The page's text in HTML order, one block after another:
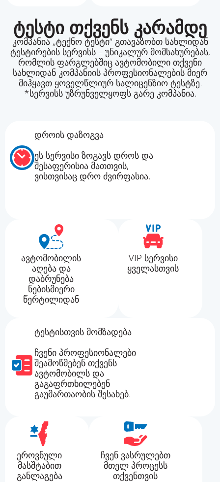
ტესტი თქვენს კარამდე
კომპანია „ტექნო ტესტი“ გთავაზობთ სახლიდან
ტესტირების სერვისს – უნიკალურ მომსახურებას,
რომლის ფარგლებშიც ავტომობილი თქვენი
სახლიდან კომპანიის პროფესიონალების მიერ
მიჰყავთ ყოველწლიურ სალიცენზიო ტესტზე.
*სერვისს უზრუნველყოფს გარე კომპანია.
დროის დაზოგვა
ეს სერვისი ზოგავს დროს და
შესაფერისია მათთვის,
ვისთვისაც დრო ძვირფასია.
ეროვნული
მასშტაბით
განლაგება
ჩვენ ვასრულებთ
მთელ პროცესს
თქვენთვის
ავტომობილის
აღება და
დაბრუნება
ნებისმიერი
წერტილიდან
VIP სერვისი
ყველასთვის
ტესტისთვის მომზადება
ჩვენი პროფესიონალები
შეამოწმებენ თქვენს
ავტომობილს და
გაგაფრთხილებენ
გაუმართაობის შესახებ.